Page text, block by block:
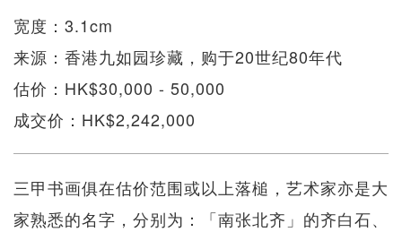
宽度：3.1cm
来源：香港九如园珍藏，购于20世纪80年代
估价：HK$30,000 - 50,000
成交价：HK$2,242,000
三甲书画俱在估价范围或以上落槌，艺术家亦是大
家熟悉的名字，分别为：「南张北齐」的齐白石、